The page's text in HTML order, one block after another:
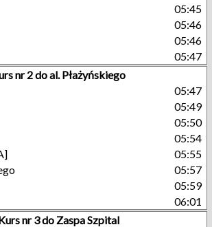
05:45
05:46
05:46
05:47
nr 2 do al. Płażyńskiego
05:47
05:49
05:50
05:54
05:55
05:57
05:59
06:01
nr 3 do Zaspa Szpital